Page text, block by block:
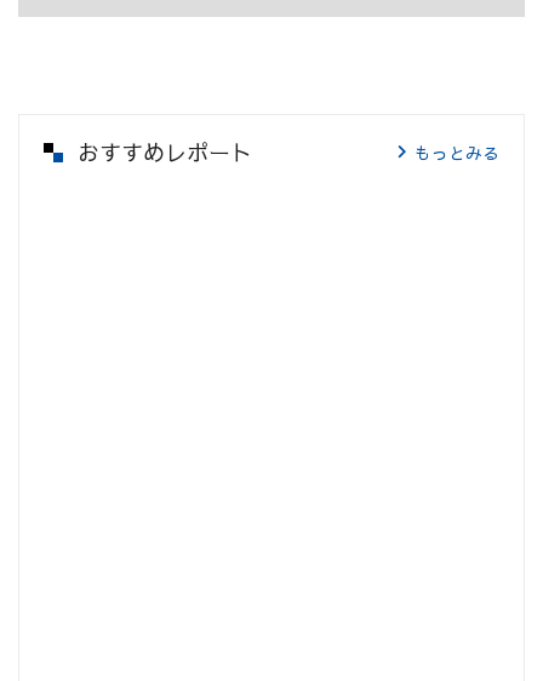
おすすめレポート もっとみる